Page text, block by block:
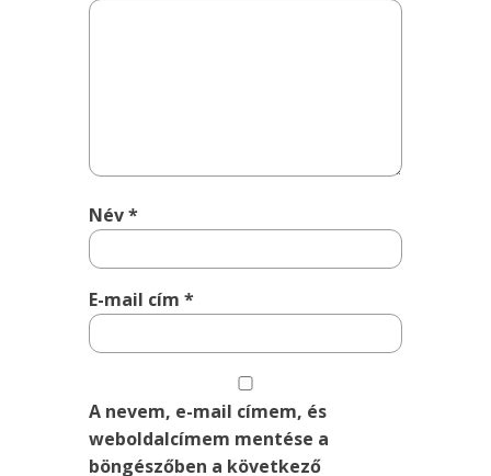
Név*
E-mail cím*
A nevem, e-mail címem, és
weboldalcímem mentése a
böngészőben a következő